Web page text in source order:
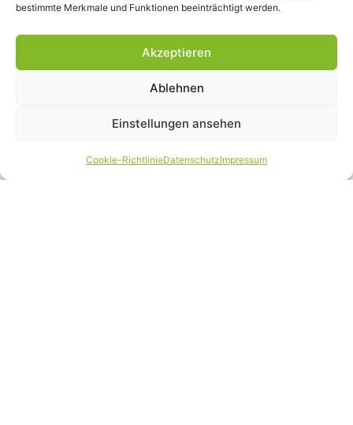
bestimmte Merkmale und Funktionen beeinträchtigt werden.
Akzeptieren
Ablehnen
Einstellungen ansehen
Cookie-RichtlinieDatenschutzImpressum